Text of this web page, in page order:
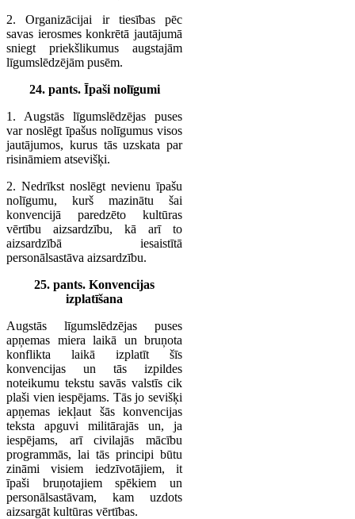
2. Organizācijai ir tiesības pēc
savas ierosmes konkrētā jautājumā
sniegt priekšlikumus augstajām
līgumslēdzējām pusēm.
24. pants. Īpaši nolīgumi
1. Augstās līgumslēdzējas puses
var noslēgt īpašus nolīgumus visos
jautājumos, kurus tās uzskata par
risināmiem atsevišķi.
2. Nedrīkst noslēgt nevienu īpašu
nolīgumu, kurš mazinātu šai
konvencijā paredzēto kultūras
vērtību aizsardzību, kā arī to
aizsardzībā iesaistītā
personālsastāva aizsardzību.
25. pants. Konvencijas
izplatīšana
Augstās līgumslēdzējas puses
apņemas miera laikā un bruņota
konflikta laikā izplatīt šīs
konvencijas un tās izpildes
noteikumu tekstu savās valstīs cik
plaši vien iespējams. Tās jo sevišķi
apņemas iekļaut šās konvencijas
teksta apguvi militārajās un, ja
iespējams, arī civilajās mācību
programmās, lai tās principi būtu
zināmi visiem iedzīvotājiem, it
īpaši bruņotajiem spēkiem un
personālsastāvam, kam uzdots
aizsargāt kultūras vērtības.